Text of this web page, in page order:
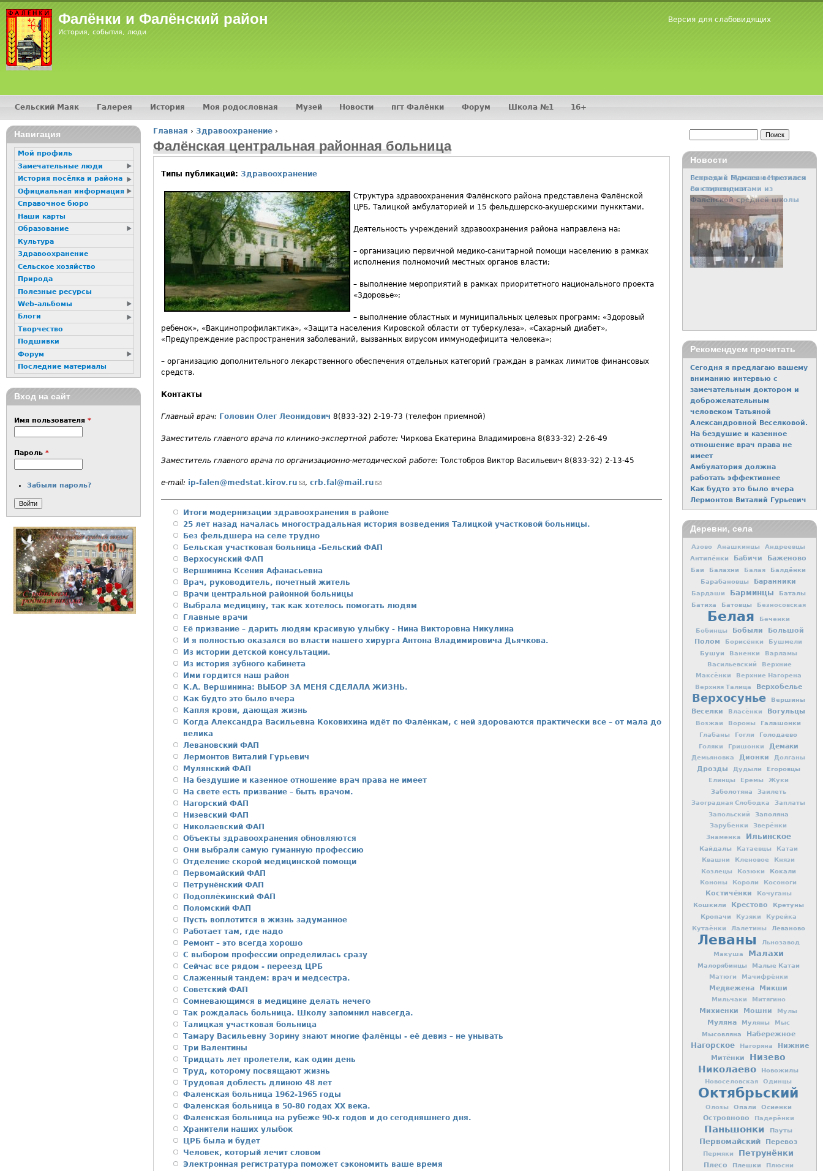
Фалёнки и Фалёнский район
История, события, люди
Версия для слабовидящих
Вы здесь
Главная › Здравоохранение ›
Фалёнская центральная районная больница
Типы публикаций: Здравоохранение
Структура здравоохранения Фалёнского района представлена Фалёнской
ЦРБ, Талицкой амбулаторией и 15 фельдшерско-акушерскими пункктами.
Деятельность учреждений здравоохранения района направлена на:
– организацию первичной медико-санитарной помощи населению в рамках
исполнения полномочий местных органов власти;
– выполнение мероприятий в рамках приоритетного национального проекта
«Здоровье»;
– выполнение областных и муниципальных целевых программ: «Здоровый
ребенок», «Вакцинопрофилактика», «Защита населения Кировской области от туберкулеза», «Сахарный диабет»,
«Предупреждение распространения заболеваний, вызванных вирусом иммунодефицита человека»;
– организацию дополнительного лекарственного обеспечения отдельных категорий граждан в рамках лимитов финансовых
средств.
Контакты
Главный врач: Головин Олег Леонидович 8(833-32) 2-19-73 (телефон приемной)
Заместитель главного врача по клинико-экспертной работе: Чиркова Екатерина Владимировна 8(833-32) 2-26-49
Заместитель главного врача по организационно-методической работе: Толстобров Виктор Васильевич 8(833-32) 2-13-45
e-mail: ip-falen@medstat.kirov.ru (ссылка для отправки email)
, crb.fal@mail.ru (ссылка для отправки email)
Итоги модернизации здравоохранения в районе
25 лет назад началась многострадальная история возведения Талицкой участковой больницы.
Без фельдшера на селе трудно
Бельская участковая больница -Бельский ФАП
Верхосунский ФАП
Вершинина Ксения Афанасьевна
Врач, руководитель, почетный житель
Врачи центральной районной больницы
Выбрала медицину, так как хотелось помогать людям
Главные врачи
Её призвание – дарить людям красивую улыбку - Нина Викторовна Никулина
И я полностью оказался во власти нашего хирурга Антона Владимировича Дьячкова.
Из истории детской консультации.
Из история зубного кабинета
Ими гордится наш район
К.А. Вершинина: ВЫБОР ЗА МЕНЯ СДЕЛАЛА ЖИЗНЬ.
Как будто это было вчера
Капля крови, дающая жизнь
Когда Александра Васильевна Коковихина идёт по Фалёнкам, с ней здороваются практически все – от мала до
велика
Левановский ФАП
Лермонтов Виталий Гурьевич
Мулянский ФАП
На бездушие и казенное отношение врач права не имеет
На свете есть призвание – быть врачом.
Нагорский ФАП
Низевский ФАП
Николаевский ФАП
Объекты здравоохранения обновляются
Они выбрали самую гуманную профессию
Отделение скорой медицинской помощи
Первомайский ФАП
Петрунёнский ФАП
Подоплёкинский ФАП
Поломский ФАП
Пусть воплотится в жизнь задуманное
Работает там, где надо
Ремонт – это всегда хорошо
С выбором профессии определилась сразу
Сейчас все рядом - переезд ЦРБ
Слаженный тандем: врач и медсестра.
Советский ФАП
Сомневающимся в медицине делать нечего
Так рождалась больница. Школу запомнил навсегда.
Талицкая участковая больница
Тамару Васильевну Зорину знают многие фалёнцы - её девиз – не унывать
Три Валентины
Тридцать лет пролетели, как один день
Труд, которому посвящают жизнь
Трудовая доблесть длиною 48 лет
Фаленская больница 1962-1965 годы
Фаленская больница в 50-80 годах XX века.
Фаленская больница на рубеже 90-х годов и до сегодняшнего дня.
Хранители наших улыбок
ЦРБ была и будет
Человек, который лечит словом
Электронная регистратура поможет сэкономить ваше время
Главное меню
Сельский Маяк Галерея История Моя родословная Музей Новости пгт Фалёнки Форум Школа №1 16+
Навигация
Мой профиль
Замечательные люди
История посёлка и района
Официальная информация
Справочное бюро
Наши карты
Образование
Культура
Здравоохранение
Сельское хозяйство
Природа
Полезные ресурсы
Web-альбомы
Блоги
Творчество
Подшивки
Форум
Последние материалы
Вход на сайт
Имя пользователя *
Пароль *
Забыли пароль?
Новости
Встреча с Буровым Николаем
Викторовичем
Рекомендуем прочитать
Сегодня я предлагаю вашему
вниманию интервью с
замечательным доктором и
доброжелательным
человеком Татьяной
Александровной Веселковой.
На бездушие и казенное
отношение врач права не
имеет
Амбулатория должна
работать эффективнее
Как будто это было вчера
Лермонтов Виталий Гурьевич
Деревни, села
Азово Анашкинцы Андреевцы
Антипёнки Бабичи Баженово
Баи Балахни Балая
Балдёнки
Барабановцы
Баранники
Бардаши Барминцы
Баталы
Батиха
Батовцы Безносовская
Белая
Беченки
Бобинцы
Бобыли
Большой
Полом
Борисёнки Бушмели
Бушуи Ваненки
Варламы
Васильевский
Верхние
Максёнки
Верхние Нагорена
Верхняя Талица
Верхобелье
Верхосунье Вершины
Веселки Власёнки Вогульцы
Возжаи Вороны Галашонки
Глабаны Гогли Голодаево
Голяки Гришонки Демаки
Демьяновка Дионки Долганы
Дрозды Дудыли Егоровцы
Елинцы Еремы Жуки
Заболотяна
Заилеть
Заоградная Слободка
Заплаты
Запольский
Заполяна
Зарубенки
Зверёнки
Знаменка
Ильинское
Кайдалы Катаевцы
Катаи
Квашни
Кленовое
Князи
Козлецы
Козюки Кокали
Кононы Короли Косоноги
Костичёнки Кочуганы
Кошкили Крестово
Кретуны
Кропачи
Кузяки
Курейка
Кутаёнки
Лалетины Леваново
Леваны
Льнозавод
Макуша
Малахи
Малорябинцы Малые Катаи
Матюги Мачифрёнки
Медвежена Микши
Мильчаки Митягино
Михиенки Мошни Мулы
Муляна Муляны Мыс
Мысовляна Набережное
Нагорское Нагоряна
Нижние
Митёнки
Низево
Николаево Новожилы
Новоселовская Одинцы
Октябрьский
Олозы Опали Осиенки
Островново Падерёнки
Паньшонки Пауты
Первомайский Перевоз
Пермяки Петрунёнки
Плесо Плешки
Плюсни